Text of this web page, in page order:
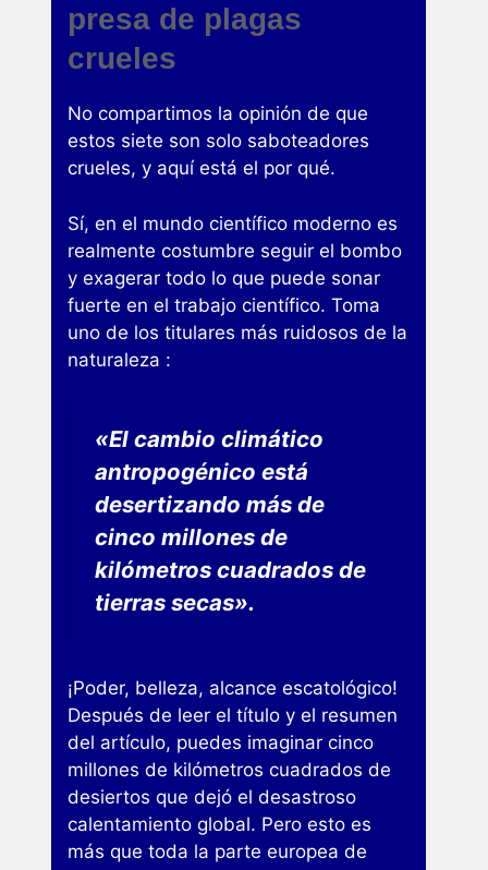
presa de plagas
crueles
No compartimos la opinión de que
estos siete son solo saboteadores
crueles, y aquí está el por qué.
Sí, en el mundo científico moderno es
realmente costumbre seguir el bombo
y exagerar todo lo que puede sonar
fuerte en el trabajo científico. Toma
uno de los titulares más ruidosos de la
naturaleza :
«El cambio climático
antropogénico está
desertizando más de
cinco millones de
kilómetros cuadrados de
tierras secas».
¡Poder, belleza, alcance escatológico!
Después de leer el título y el resumen
del artículo, puedes imaginar cinco
millones de kilómetros cuadrados de
desiertos que dejó el desastroso
calentamiento global. Pero esto es
más que toda la parte europea de